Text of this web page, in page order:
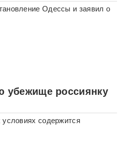
Одессы и заявил о
убежище россиянку
содержится